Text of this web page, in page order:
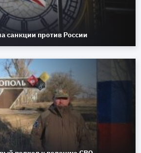
санкции против России